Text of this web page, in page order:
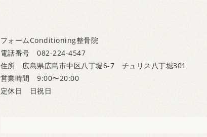
フォームConditioning整骨院
電話番号 082-224-4547
住所 広島県広島市中区八丁堀6-7 チュリス八丁堀301
営業時間 9:00〜20:00
定休日 日祝日